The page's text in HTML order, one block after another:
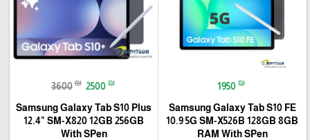
1950 ₪
Samsung Galaxy Tab S10 FE
10.9 5G SM-X526B 128GB 8GB
RAM With SPen
3600 ₪ 2500 ₪
Samsung Galaxy Tab S10 Plus
12.4" SM-X820 12GB 256GB
With SPen